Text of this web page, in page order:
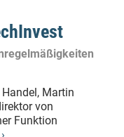
Martin
von
Funktion